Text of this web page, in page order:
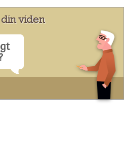
viden